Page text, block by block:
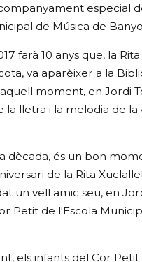
especial
de Música de
farà 10 anys que, la
va aparèixer a la
moment, en Jordi
lletra i la melodia de la
dècada, és un bon
de la Rita
un vell amic seu, en
Petit de l'Escola
els infants del Cor